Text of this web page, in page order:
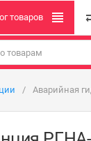
товаров
Аварийная